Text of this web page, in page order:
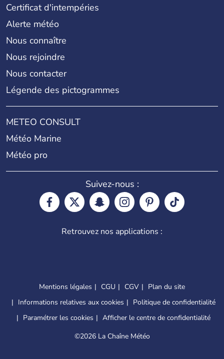
Certificat d'intempéries
Alerte météo
Nous connaître
Nous rejoindre
Nous contacter
Légende des pictogrammes
METEO CONSULT
Météo Marine
Météo pro
Suivez-nous :
Retrouvez nos applications :
Mentions légales CGU CGV
Plan du site
Informations relatives aux cookies
Politique de confidentialité
Paramétrer les cookies
Afficher le centre de confidentialité
©2026 La Chaîne Météo